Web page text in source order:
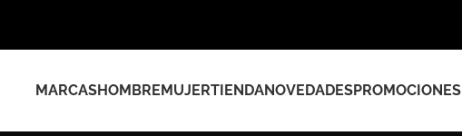
MARCASHOMBREMUJERTIENDANOVEDADESPROMOCIONES